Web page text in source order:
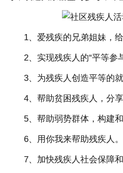
1、爱残疾的兄弟姐妹，给
2、实现残疾人的“平等参与
3、为残疾人创造平等的就
4、帮助贫困残疾人，分享
5、帮助弱势群体，构建和
6、用你我来帮助残疾人。
7、加快残疾人社会保障和